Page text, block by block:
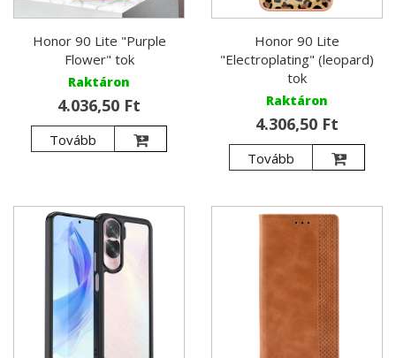
Honor 90 Lite "Purple
Flower" tok
Raktáron
4.036,50 Ft
Tovább
Honor 90 Lite
"Electroplating" (leopard)
tok
Raktáron
4.306,50 Ft
Tovább